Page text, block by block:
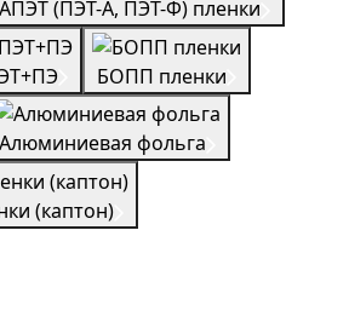
АПЭТ (ПЭТ-А, ПЭТ-Ф) пленки
БОПП пленки
Алюминиевая фольга
(каптон)